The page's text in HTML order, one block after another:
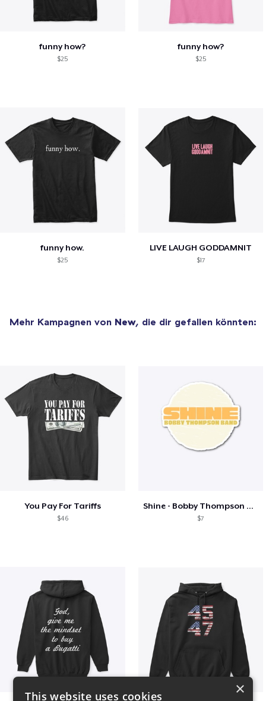
funny how?
$25
funny how?
$25
funny how.
$25
LIVE LAUGH GODDAMNIT
$17
Mehr Kampagnen von New, die dir gefallen könnten:
You Pay For Tariffs
$46
Shine - Bobby Thompson Band Merch
$7
×
This website uses cookies